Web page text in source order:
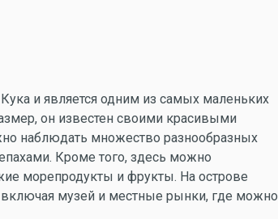
и является одним из самых маленьких
он известен своими красивыми
наблюдать множество разнообразных
Кроме того, здесь можно
морепродукты и фрукты. На острове
включая музей и местные рынки, где можно